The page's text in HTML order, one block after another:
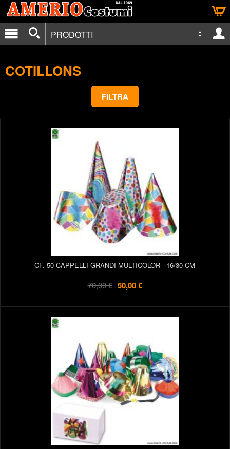
PRODOTTI
COTILLONS
FILTRA
CF. 50 CAPPELLI GRANDI MULTICOLOR - 16/30 CM
70,00 € 50,00 €